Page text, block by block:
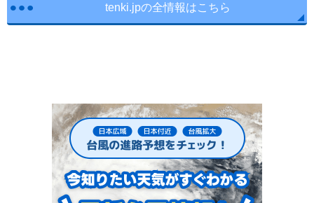
tenki.jpの全情報はこちら